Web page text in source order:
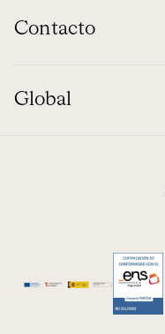
Contacto
Global